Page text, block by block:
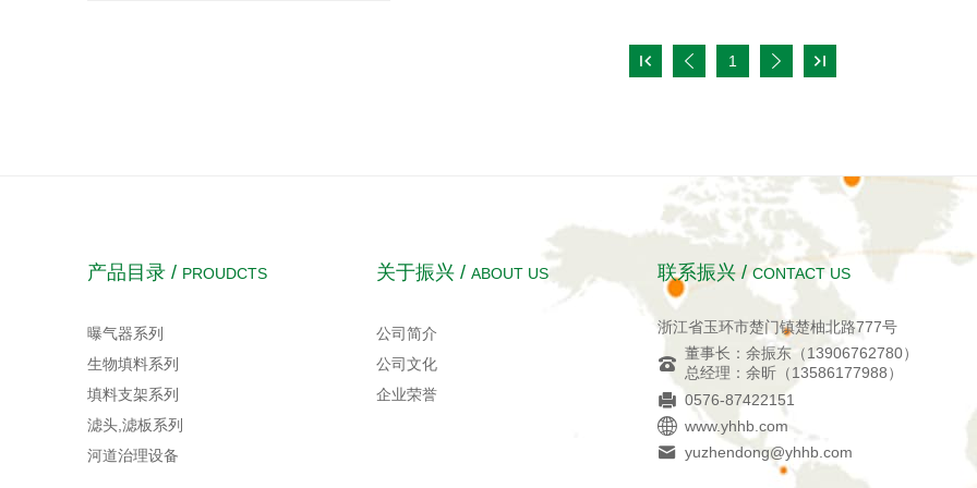
  1  
产品目录 / PROUDCTS
曝气器系列
生物填料系列
填料支架系列
滤头,滤板系列
河道治理设备
关于振兴 / ABOUT US
公司简介
公司文化
企业荣誉
联系振兴 /CONTACT US
浙江省玉环市楚门镇楚柚北路777号
董事长：余振东（13906762780）
总经理：余昕（13586177988）
0576-87422151
www.yhhb.com
yuzhendong@yhhb.com